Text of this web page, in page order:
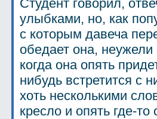
Студент говорил,
улыбками, но, как
с которым давеча
обедает она,
когда она опять
нибудь встретится с
хоть несколькими
кресло и опять где-то